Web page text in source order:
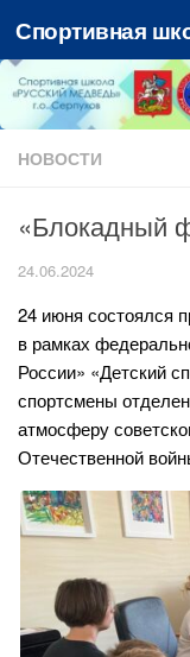
Перейти к
НОВОСТИ
«Блокадный
24.06.2024
24 июня состоялся
в рамках
России» «Детский
спортсмены
атмосферу
Отечественной